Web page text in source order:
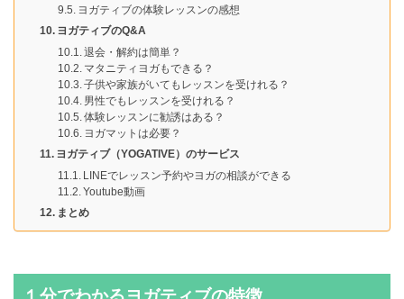
ヨガティブの体験レッスンの感想
ヨガティブのQ&A
退会・解約は簡単？
マタニティヨガもできる？
子供や家族がいてもレッスンを受けれる？
男性でもレッスンを受けれる？
体験レッスンに勧誘はある？
ヨガマットは必要？
ヨガティブ（YOGATIVE）のサービス
LINEでレッスン予約やヨガの相談ができる
Youtube動画
まとめ